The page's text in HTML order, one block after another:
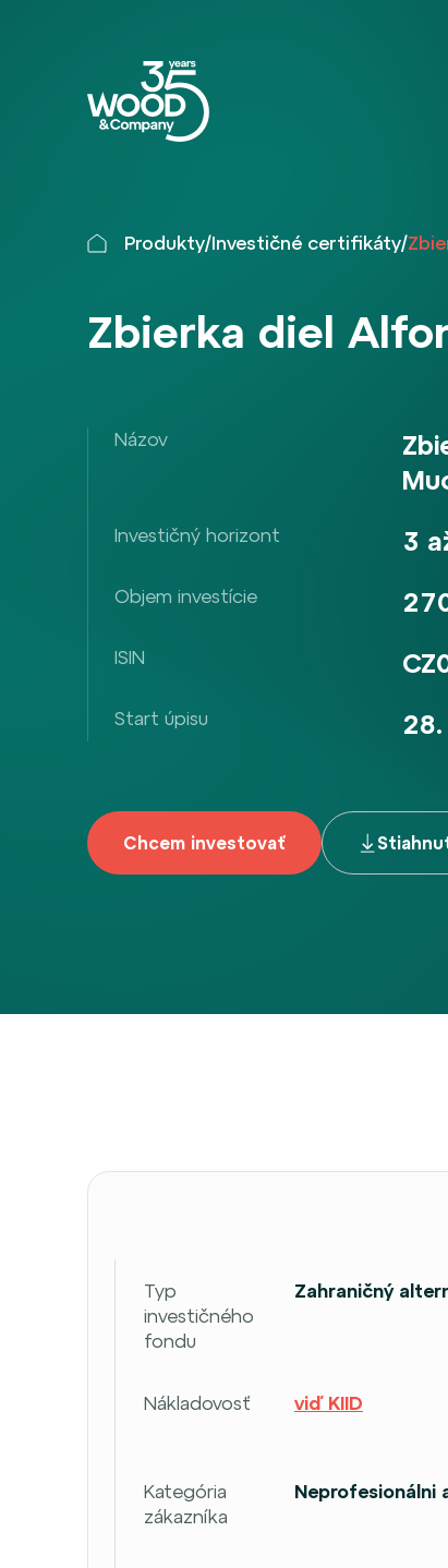
Produkty/Investičné certifikáty/
Zbierka diel
Názov
Investičný horizont 3
Objem investície
ISIN
Start úpisu
Chcem investovať
Typ
investičného
fondu
Zahraničný
Nákladovosť viď KIID
Kategória
zákazníka
Neprofesionálni